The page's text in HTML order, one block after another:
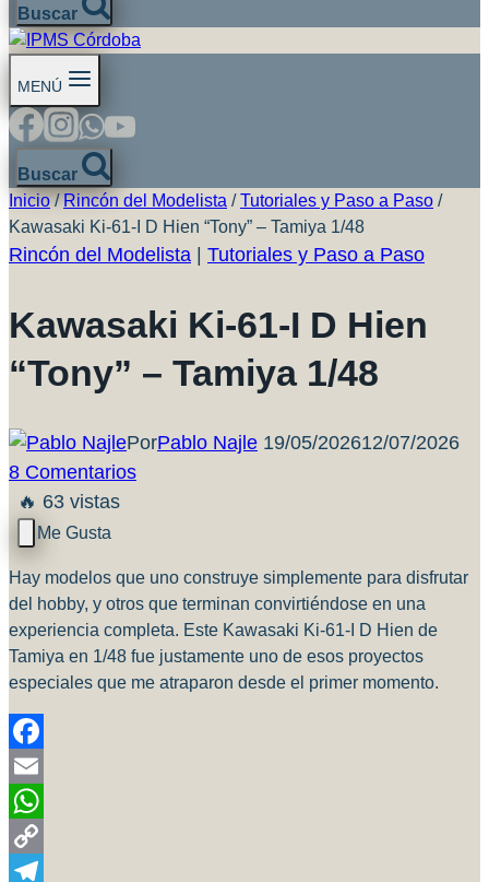
Buscar
MENÚ
Buscar
Inicio / Rincón del Modelista / Tutoriales y Paso a Paso /
Kawasaki Ki-61-I D Hien “Tony” – Tamiya 1/48
Rincón del Modelista Tutoriales y Paso a Paso
Kawasaki Ki-61-I D Hien
“Tony” – Tamiya 1/48
PorPablo Najle 19/05/202612/07/2026
8 Comentarios
🔥 63 vistas
Hay modelos que uno construye simplemente para disfrutar
del hobby, y otros que terminan convirtiéndose en una
experiencia completa. Este Kawasaki Ki-61-I D Hien de
Tamiya en 1/48 fue justamente uno de esos proyectos
especiales que me atraparon desde el primer momento.
Facebook
Email
WhatsApp
Copy